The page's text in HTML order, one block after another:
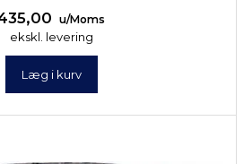
u/Moms
ekskl. levering
Læg i kurv